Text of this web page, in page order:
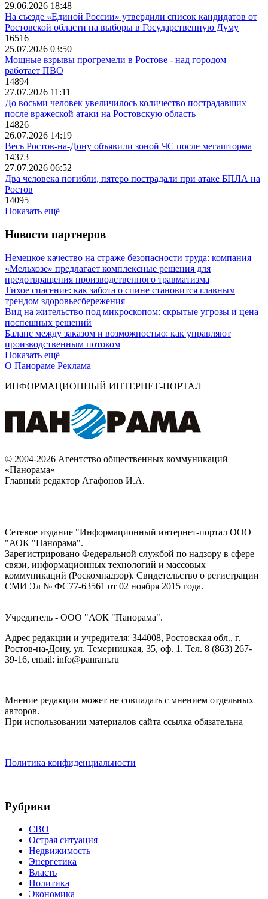
29.06.2026 18:48
На съезде «Единой России» утвердили список кандидатов от
Ростовской области на выборы в Государственную Думу
16516
25.07.2026 03:50
Мощные взрывы прогремели в Ростове - над городом
работает ПВО
14894
27.07.2026 11:11
До восьми человек увеличилось количество пострадавших
после вражеской атаки на Ростовскую область
14826
26.07.2026 14:19
Весь Ростов-на-Дону объявили зоной ЧС после мегашторма
14373
27.07.2026 06:52
Два человека погибли, пятеро пострадали при атаке БПЛА на
Ростов
14095
Показать ещё
Новости партнеров
Немецкое качество на страже безопасности труда: компания
«Мельхозе» предлагает комплексные решения для
предотвращения производственного травматизма
Тихое спасение: как забота о спине становится главным
трендом здоровьесбережения
Вид на жительство под микроскопом: скрытые угрозы и цена
поспешных решений
Баланс между заказом и возможностью: как управляют
производственным потоком
Показать ещё
О Панораме Реклама
ИНФОРМАЦИОННЫЙ ИНТЕРНЕТ-ПОРТАЛ
© 2004-2026 Агентство общественных коммуникаций
«Панорама»
Главный редактор Агафонов И.А.
Сетевое издание "Информационный интернет-портал ООО
"АОК "Панорама".
Зарегистрировано Федеральной службой по надзору в сфере
связи, информационных технологий и массовых
коммуникаций (Роскомнадзор). Cвидетельство о регистрации
СМИ Эл № ФС77-63561 от 02 ноября 2015 года.
Учредитель - ООО "АОК "Панорама".
Адрес редакции и учредителя: 344008, Ростовская обл., г.
Ростов-на-Дону, ул. Темерницкая, 35, оф. 1. Тел. 8 (863) 267-
39-16, email: info@panram.ru
Мнение редакции может не совпадать с мнением отдельных
авторов.
При использовании материалов сайта ссылка обязательна
Политика конфиденциальности
Рубрики
СВО
Острая ситуация
Недвижимость
Энергетика
Власть
Политика
Экономика